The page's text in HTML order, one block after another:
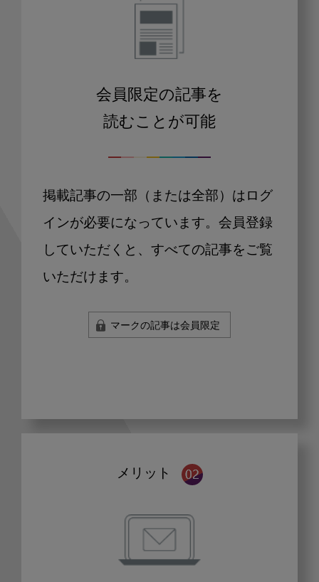
会員限定の記事を
読むことが可能
掲載記事の一部（または全部）はログ
インが必要になっています。会員登録
していただくと、すべての記事をご覧
いただけます。
マークの記事は会員限定
メリット